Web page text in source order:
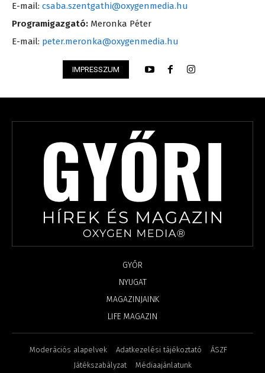
E-mail: csaba.szentgathi@oxygenmedia.hu
Programigazgató: Meronka Péter
E-mail: peter.meronka@oxygenmedia.hu
IMPRESSZUM
GYŐR
NYUGAT
MAGAZINJAINK
LIFE MAGAZIN
Moderációs alapelvek Adatkezelési tájékoztató
ÁSZF
Játékszabályzat
Médiaajánlatunk